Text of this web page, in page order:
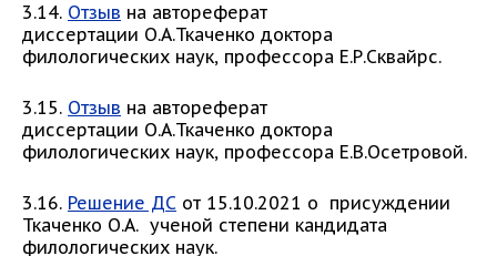
3.14. Отзыв на автореферат
диссертации О.А.Ткаченко доктора
филологических наук, профессора Е.Р.Сквайрс.
3.15. Отзыв на автореферат
диссертации О.А.Ткаченко доктора
филологических наук, профессора Е.В.Осетровой.
3.16. Решение ДС от 15.10.2021 о присуждении
Ткаченко О.А. ученой степени кандидата
филологических наук.